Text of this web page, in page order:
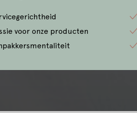
voor onze producten